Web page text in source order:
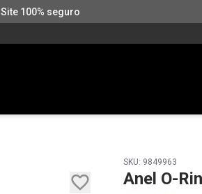
Site 100% seguro
SKU: 9849963
Anel O-